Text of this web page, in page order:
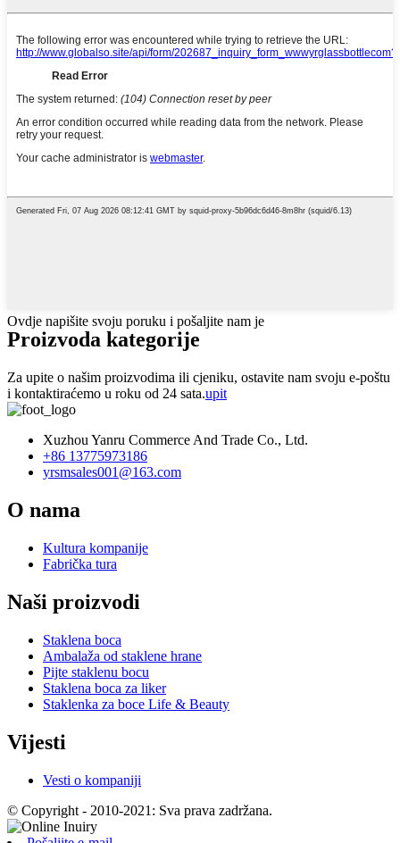
Ovdje napišite svoju poruku i pošaljite nam je
Proizvoda kategorije
Za upite o našim proizvodima ili cjeniku, ostavite nam svoju e-poštu
i kontaktiraćemo u roku od 24 sata.upit
Xuzhou Yanru Commerce And Trade Co., Ltd.
+86 13775973186
yrsmsales001@163.com
O nama
Kultura kompanije
Fabrička tura
Naši proizvodi
Staklena boca
Ambalaža od staklene hrane
Pijte staklenu bocu
Staklena boca za liker
Staklenka za boce Life & Beauty
Vijesti
Vesti o kompaniji
© Copyright - 2010-2021: Sva prava zadržana.